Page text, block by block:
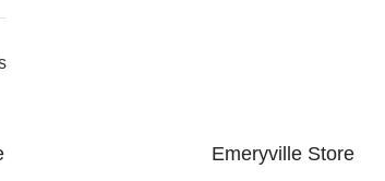
Emeryville Store